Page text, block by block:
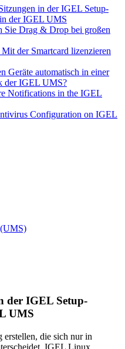
in der IGEL Setup-
der IGEL UMS
Sie Drag & Drop bei großen
der Smartcard lizenzieren
Geräte automatisch in einer
der IGEL UMS?
Notifications in the IGEL
Configuration on IGEL
der IGEL Setup-
UMS
erstellen, die sich nur in
IGEL Linux